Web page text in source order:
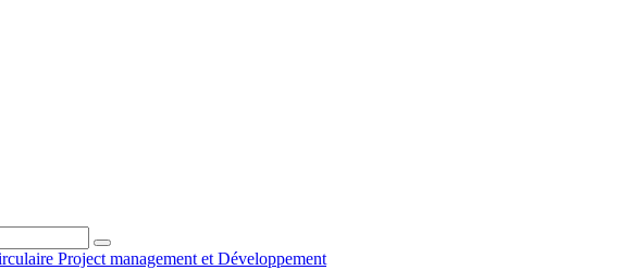
Project management et Développement